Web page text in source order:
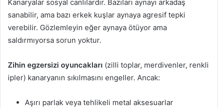
Kanaryalar sosyal canlılardır. Bazıları aynayı arkadaş
sanabilir, ama bazı erkek kuşlar aynaya agresif tepki
verebilir. Gözlemleyin eğer aynaya ötüyor ama
saldırmıyorsa sorun yoktur.
Zihin egzersizi oyuncakları (zilli toplar, merdivenler, renkli
ipler) kanaryanın sıkılmasını engeller. Ancak:
Aşırı parlak veya tehlikeli metal aksesuarlar